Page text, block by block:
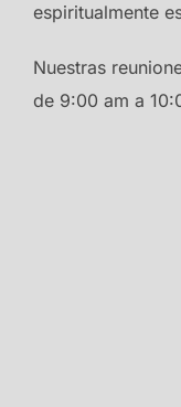
espiritualmente
Nuestras
de 9:00 am a